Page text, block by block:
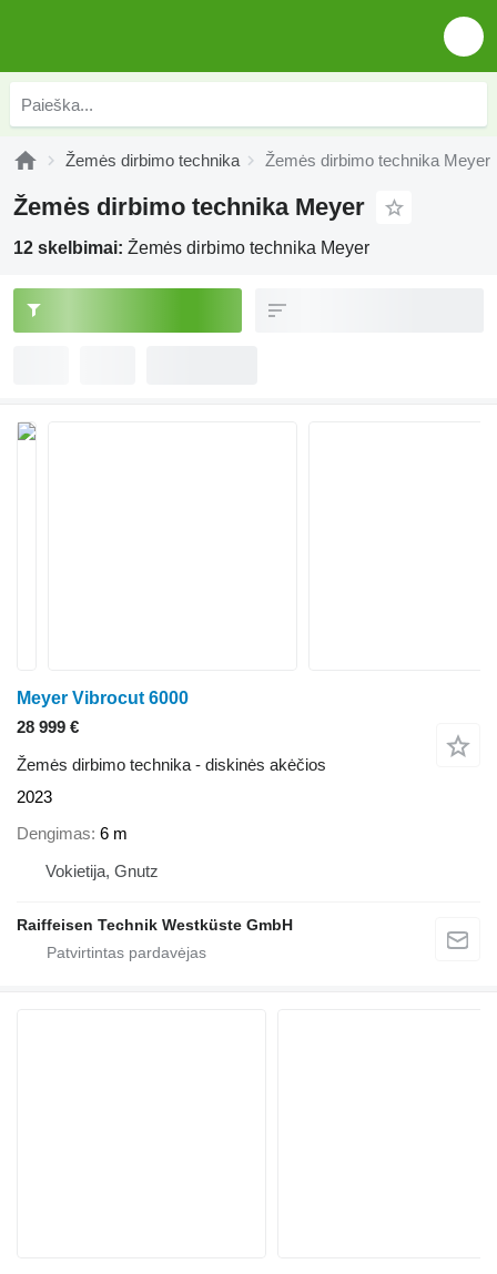
Žemės dirbimo technika Žemės dirbimo technika Meyer
Žemės dirbimo technika Meyer
12 skelbimai: Žemės dirbimo technika Meyer
Meyer Vibrocut 6000
28 999 €
Žemės dirbimo technika - diskinės akėčios
2023
Dengimas 6 m
Vokietija, Gnutz
Raiffeisen Technik Westküste GmbH